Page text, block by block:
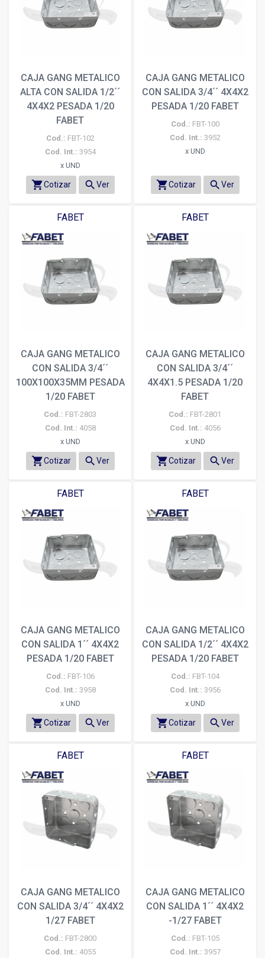
CAJA GANG METALICO
ALTA CON SALIDA 1/2´´
4X4X2 PESADA 1/20
FABET
Cod.: FBT-102
Cod. Int.: 3954
x UND
shopping_cartCotizar search Ver
CAJA GANG METALICO
CON SALIDA 3/4´´ 4X4X2
PESADA 1/20 FABET
Cod.: FBT-100
Cod. Int.: 3952
x UND
shopping_cartCotizar search Ver
FABET
CAJA GANG METALICO
CON SALIDA 3/4´´
100X100X35MM PESADA
1/20 FABET
Cod.: FBT-2803
Cod. Int.: 4058
x UND
shopping_cartCotizar search Ver
FABET
CAJA GANG METALICO
CON SALIDA 3/4´´
4X4X1.5 PESADA 1/20
FABET
Cod.: FBT-2801
Cod. Int.: 4056
x UND
shopping_cartCotizar search Ver
FABET
CAJA GANG METALICO
CON SALIDA 1´´ 4X4X2
PESADA 1/20 FABET
Cod.: FBT-106
Cod. Int.: 3958
x UND
shopping_cartCotizar search Ver
FABET
CAJA GANG METALICO
CON SALIDA 1/2´´ 4X4X2
PESADA 1/20 FABET
Cod.: FBT-104
Cod. Int.: 3956
x UND
shopping_cartCotizar search Ver
FABET
CAJA GANG METALICO
CON SALIDA 3/4´´ 4X4X2
1/27 FABET
Cod.: FBT-2800
Cod. Int.: 4055
FABET
CAJA GANG METALICO
CON SALIDA 1´´ 4X4X2
-1/27 FABET
Cod.: FBT-105
Cod. Int.: 3957